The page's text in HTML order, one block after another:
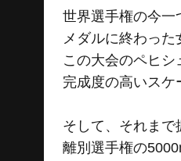
世界選手権の今一
メダルに終わっ
この大会のペヒ
完成度の高いスケ
そして、それま
離別選手権の